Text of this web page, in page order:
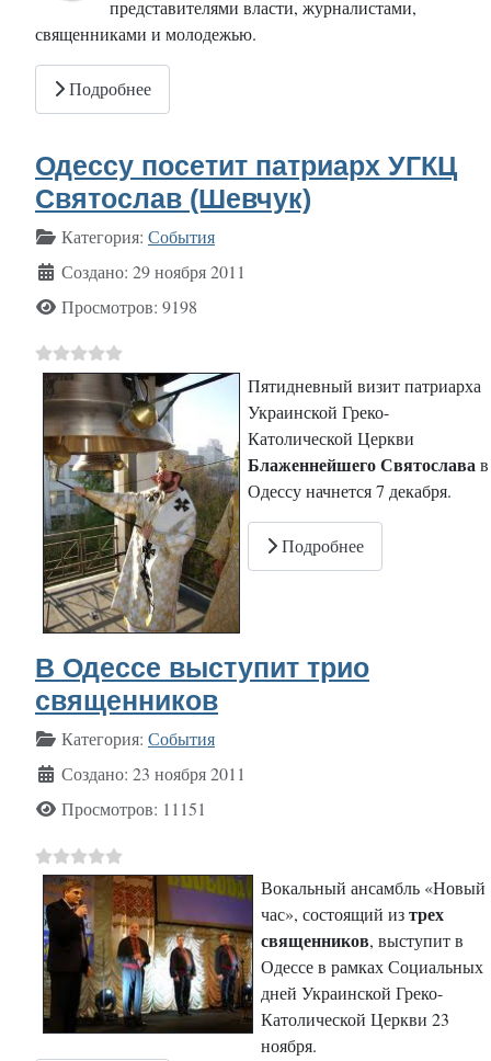
представителями власти, журналистами,
священниками и молодежью.
Подробнее
Одессу посетит патриарх УГКЦ
Святослав (Шевчук)
Информация о материале
Категория: События
Создано: 29 ноября 2011
Просмотров: 9198
Пятидневный визит патриарха
Украинской Греко-
Католической Церкви
Блаженнейшего Святославав
Одессу начнется 7 декабря.
Подробнее
В Одессе выступит трио
священников
Информация о материале
Категория: События
Создано: 23 ноября 2011
Просмотров: 11151
Вокальный ансамбль «Новый
час», состоящий изтрех
священников, выступит в
Одессе в рамках Социальных
дней Украинской Греко-
Католической Церкви 23
ноября.